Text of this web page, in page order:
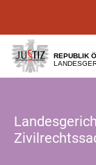
[1]
[2]
[3]
REPUBLIK